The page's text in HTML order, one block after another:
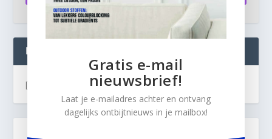
[instagram-feed]
Gratis e-mail
nieuwsbrief!
Laat je e-mailadres achter en ontvang
dagelijks ontbijtnieuws in je mailbox!